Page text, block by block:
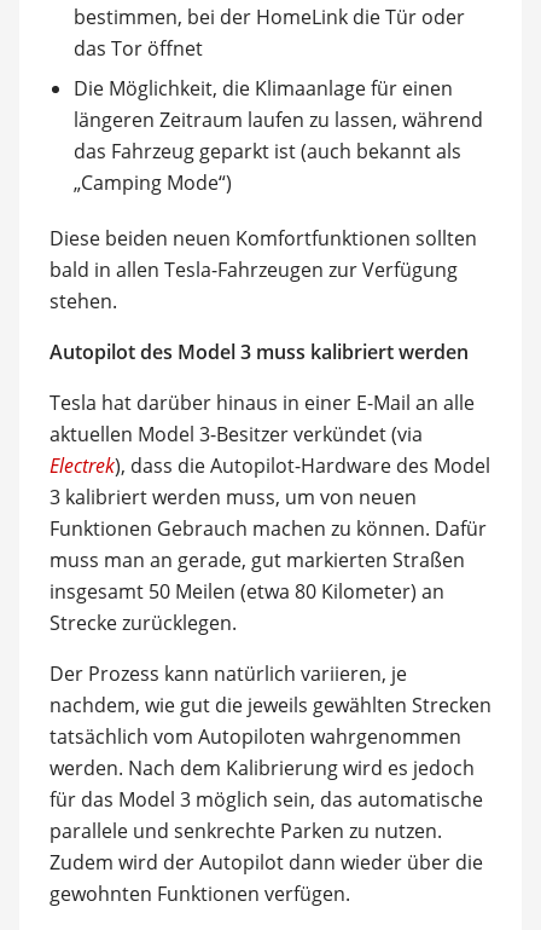
bestimmen, bei der HomeLink die Tür oder
das Tor öffnet
Die Möglichkeit, die Klimaanlage für einen
längeren Zeitraum laufen zu lassen, während
das Fahrzeug geparkt ist (auch bekannt als
„Camping Mode“)
Diese beiden neuen Komfortfunktionen sollten
bald in allen Tesla-Fahrzeugen zur Verfügung
stehen.
Autopilot des Model 3 muss kalibriert werden
Tesla hat darüber hinaus in einer E-Mail an alle
aktuellen Model 3-Besitzer verkündet (via
Electrek), dass die Autopilot-Hardware des Model
3 kalibriert werden muss, um von neuen
Funktionen Gebrauch machen zu können. Dafür
muss man an gerade, gut markierten Straßen
insgesamt 50 Meilen (etwa 80 Kilometer) an
Strecke zurücklegen.
Der Prozess kann natürlich variieren, je
nachdem, wie gut die jeweils gewählten Strecken
tatsächlich vom Autopiloten wahrgenommen
werden. Nach dem Kalibrierung wird es jedoch
für das Model 3 möglich sein, das automatische
parallele und senkrechte Parken zu nutzen.
Zudem wird der Autopilot dann wieder über die
gewohnten Funktionen verfügen.